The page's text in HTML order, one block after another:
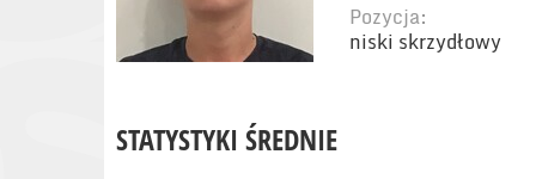
Pozycja:
niski skrzydłowy
STATYSTYKI ŚREDNIE